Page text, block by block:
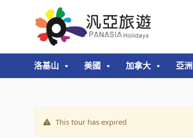
洛基山 美國 加拿大 亞洲
This tour has expired